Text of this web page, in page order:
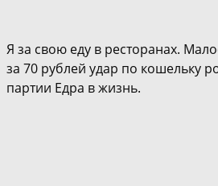
Я за свою еду в ресторанах.
за 70 рублей удар по кошельку
партии Едра в жизнь.